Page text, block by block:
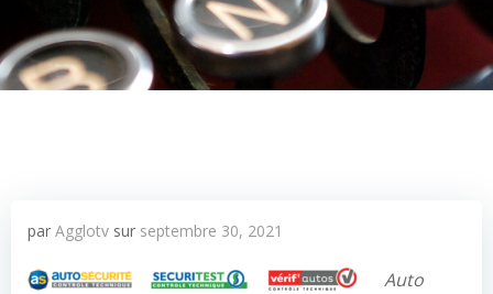
par Agglotv sur septembre 30, 2021
Auto